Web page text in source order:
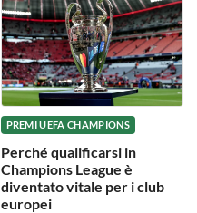
PREMI UEFA CHAMPIONS
Perché qualificarsi in
Champions League è
diventato vitale per i club
europei